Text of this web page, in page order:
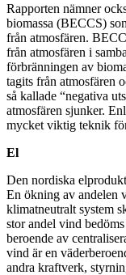
Rapporten nämner
biomassa (BECCS)
från atmosfären.
från atmosfären i
förbränningen av
tagits från atmosfären
så kallade “negativa
atmosfären sjunker.
mycket viktig teknik
El
Den nordiska
En ökning av andelen
klimatneutralt system
stor andel vind
beroende av
vind är en
andra kraftverk,